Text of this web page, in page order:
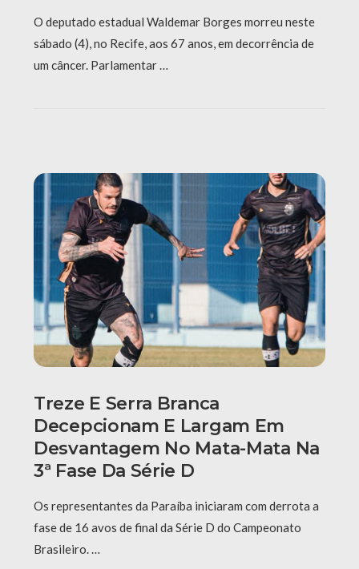
O deputado estadual Waldemar Borges morreu neste
sábado (4), no Recife, aos 67 anos, em decorrência de
um câncer. Parlamentar …
Treze E Serra Branca
Decepcionam E Largam Em
Desvantagem No Mata-Mata Na
3ª Fase Da Série D
Os representantes da Paraíba iniciaram com derrota a
fase de 16 avos de final da Série D do Campeonato
Brasileiro. …